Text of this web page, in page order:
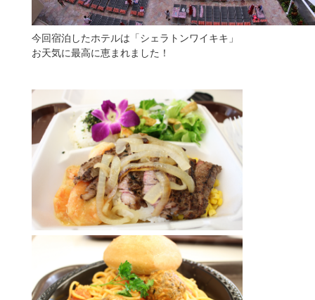
今回宿泊したホテルは「シェラトンワイキキ」
お天気に最高に恵まれました！